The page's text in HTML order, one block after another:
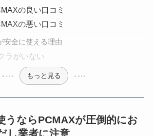
の良い口コミ
の悪い口コミ
安全に使える理由
ラがいない
もっと見る
うならPCMAXが圧倒的にお
し業者に注意